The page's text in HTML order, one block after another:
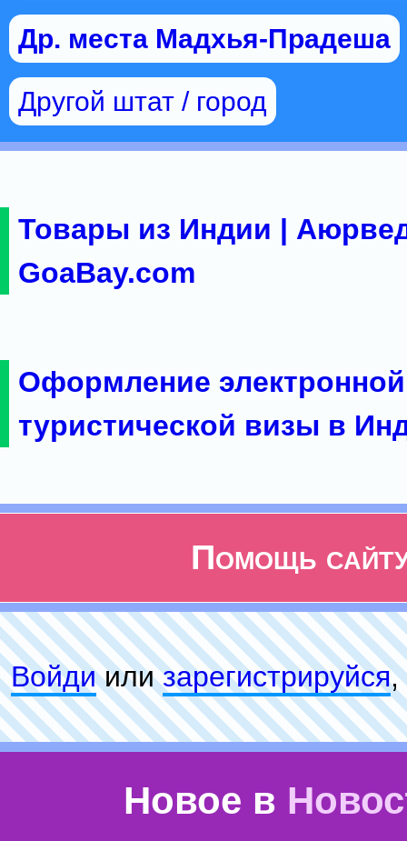
Др. места Мадхья-Прадеша
Другой штат / город
Товары из Индии |
GoaBay.com
Оформление электронной
туристической визы в
Помощь
Войдиилизарeгиcтpируйся,
Новое в